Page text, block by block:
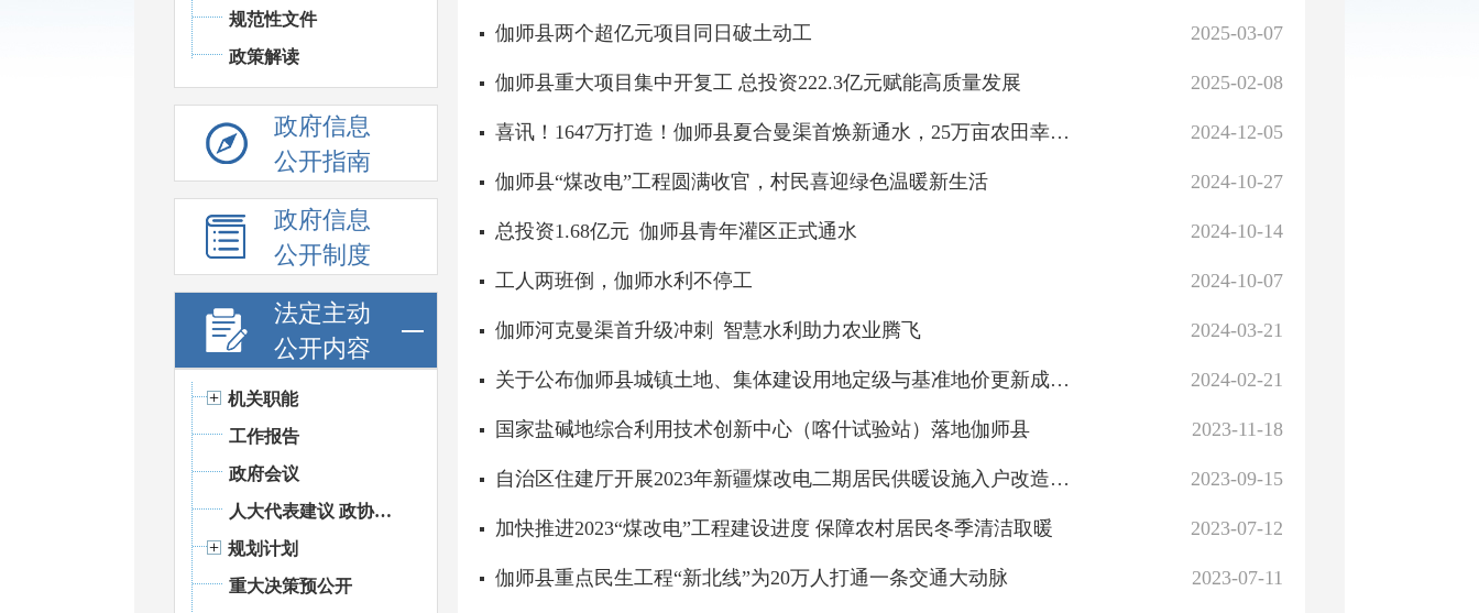
规范性文件
政策解读
政府信息
公开指南
政府信息
公开制度
法定主动
公开内容
机关职能
工作报告
政府会议
人大代表建议 政协提案办理
规划计划
重大决策预公开
2025-03-07
伽师县两个超亿元项目同日破土动工
2025-02-08
伽师县重大项目集中开复工 总投资222.3亿元赋能高质量发展
2024-12-05
喜讯！1647万打造！伽师县夏合曼渠首焕新通水，25万亩农田幸福解渴！
2024-10-27
伽师县“煤改电”工程圆满收官，村民喜迎绿色温暖新生活
2024-10-14
总投资1.68亿元 伽师县青年灌区正式通水
2024-10-07
工人两班倒，伽师水利不停工
2024-03-21
伽师河克曼渠首升级冲刺 智慧水利助力农业腾飞
2024-02-21
关于公布伽师县城镇土地、集体建设用地定级与基准地价更新成果的公告
2023-11-18
国家盐碱地综合利用技术创新中心（喀什试验站）落地伽师县
2023-09-15
自治区住建厅开展2023年新疆煤改电二期居民供暖设施入户改造工程服务指导工作
2023-07-12
加快推进2023“煤改电”工程建设进度 保障农村居民冬季清洁取暖
2023-07-11
伽师县重点民生工程“新北线”为20万人打通一条交通大动脉